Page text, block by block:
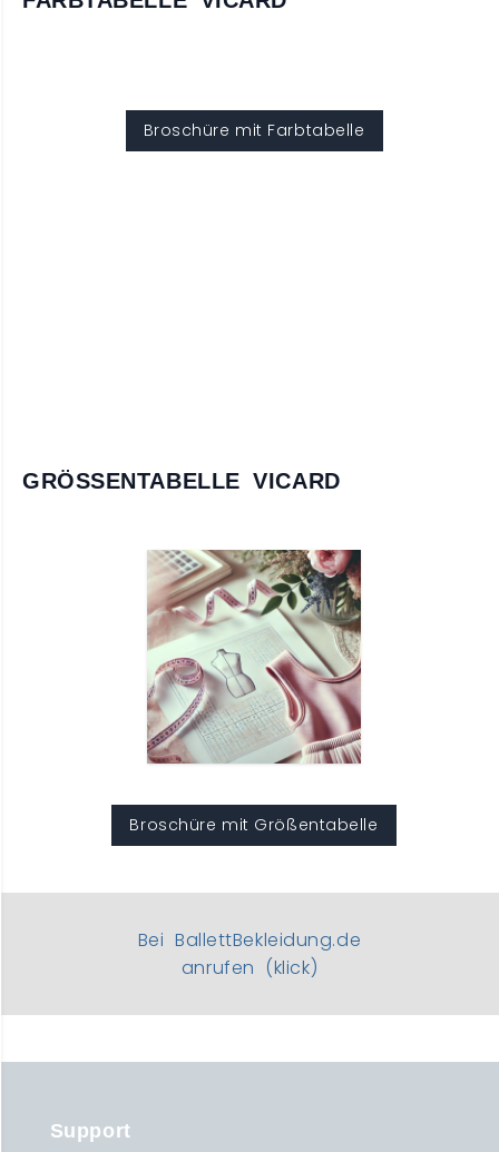
GRÖSSENTABELLE VICARD
Broschüre mit Größentabelle
Bei BallettBekleidung.de
anrufen (klick)
Support